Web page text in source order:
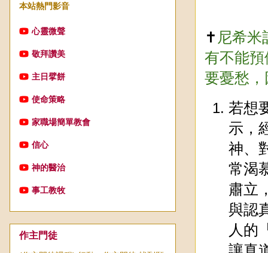
✝️ 尼希米
有不能
要憂愁
若想
示，
神、
常渴
肅立
與認
人的
本站熱門影音
心靈微聲
敬拜讚美
主日擘餅
使命策略
家職場簡單教會
信心
神的醫治
事工教牧
作主門徒